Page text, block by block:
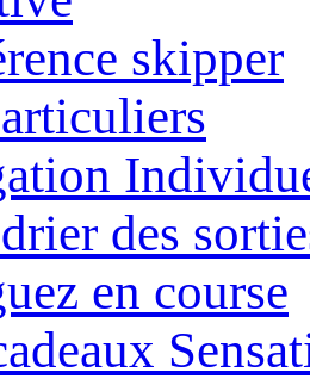
skipper
des
en course